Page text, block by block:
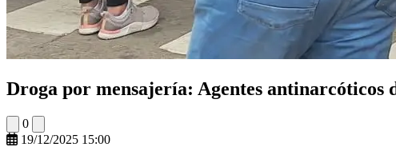
Droga por mensajería: Agentes antinarcóticos
0
19/12/2025 15:00